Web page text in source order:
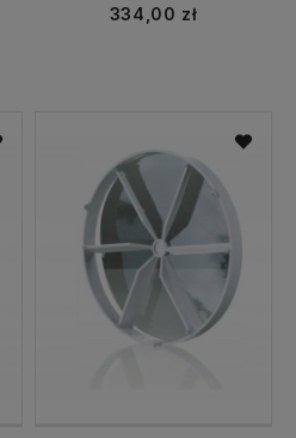
334,00 zł